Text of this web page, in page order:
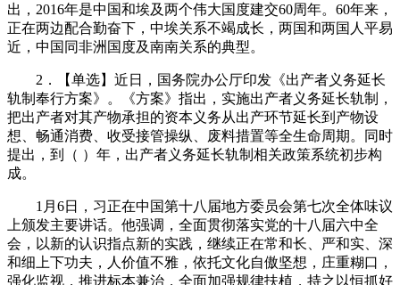
出，2016年是中国和埃及两个伟大国度建交60周年。60年来，
正在两边配合勤奋下，中埃关系不竭成长，两国和两国人平易
近，中国同非洲国度及南南关系的典型。
2．【单选】近日，国务院办公厅印发《出产者义务延长
轨制奉行方案》。《方案》指出，实施出产者义务延长轨制，
把出产者对其产物承担的资本义务从出产环节延长到产物设
想、畅通消费、收受接管操纵、废料措置等全生命周期。同时
提出，到（ ）年，出产者义务延长轨制相关政策系统初步构
成。
1月6日，习正在中国第十八届地方委员会第七次全体味议
上颁发主要讲话。他强调，全面贯彻落实党的十八届六中全
会，以新的认识指点新的实践，继续正在常和长、严和实、深
和细上下功夫，人价值不雅，依托文化自傲坚想，庄重糊口，
强化监视，推进标本兼治，全面加强规律扶植，持之以恒抓好